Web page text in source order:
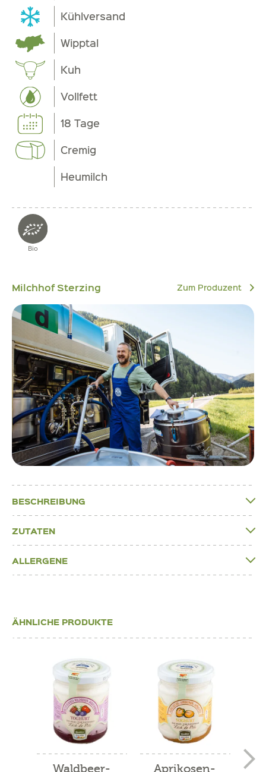
Kühlversand
Wipptal
Kuh
Vollfett
18 Tage
Cremig
Heumilch
Bio
Milchhof Sterzing Zum Produzent
BESCHREIBUNG
ZUTATEN
ALLERGENE
ÄHNLICHE PRODUKTE
Waldbeer- Aprikosen-